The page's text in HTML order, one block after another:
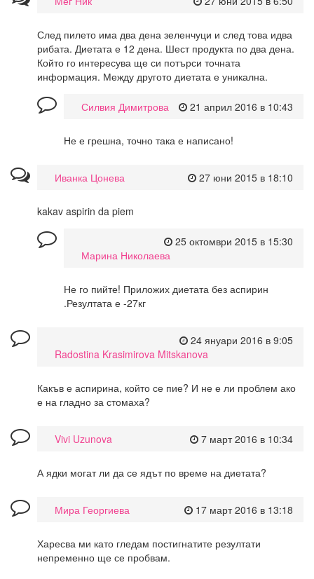
След пилето има два дена зеленчуци и след това идва
рибата. Диетата е 12 дена. Шест продукта по два дена.
Който го интересува ще си потърси точната
информация. Между другото диетата е уникална.
21 април 2016 в 10:43
Силвия Димитрова
Не е грешна, точно така е написано!
27 юни 2015 в 18:10
Иванка Цонева
kakav aspirin da piem
25 октомври 2015 в 15:30
Марина Николаева
Не го пийте! Приложих диетата без аспирин
.Резултата е -27кг
24 януари 2016 в 9:05
Radostina Krasimirova Mitskanova
Какъв е аспирина, който се пие? И не е ли проблем ако
е на гладно за стомаха?
7 март 2016 в 10:34
Vivi Uzunova
А ядки могат ли да се ядът по време на диетата?
17 март 2016 в 13:18
Мира Георгиева
Харесва ми като гледам постигнатите резултати
непременно ще се пробвам.